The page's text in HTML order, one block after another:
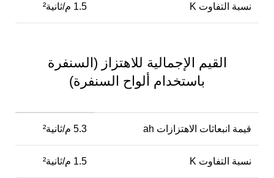
نسبة التفاوت K 1.5 م/ثانية²
القيم الإجمالية للاهتزاز (السنفرة
باستخدام ألواح السنفرة)
قيمة انبعاثات الاهتزازات ah 5.3 م/ثانية²
نسبة التفاوت K 1.5 م/ثانية²